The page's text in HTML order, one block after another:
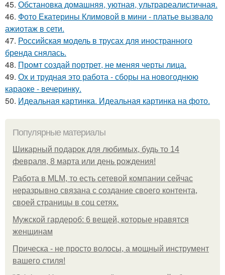
45. Обстановка домашняя, уютная, ультрареалистичная.
46. Фото Екатерины Климовой в мини - платье вызвало
ажиотаж в сети.
47. Российская модель в трусах для иностранного
бренда снялась.
48. Промт создай портрет, не меняя черты лица.
49. Ох и трудная это работа - сборы на новогоднюю
караоке - вечеринку.
50. Идеальная картинка. Идеальная картинка на фото.
Популярные материалы
Шикарный подарок для любимых, будь то 14
февраля, 8 марта или день рождения!
Работа в MLM, то есть сетевой компании сейчас
неразрывно связана с создание своего контента,
своей страницы в соц сетях.
Мужской гардероб: 6 вещей, которые нравятся
женщинам
Прическа - не просто волосы, а мощный инструмент
вашего стиля!